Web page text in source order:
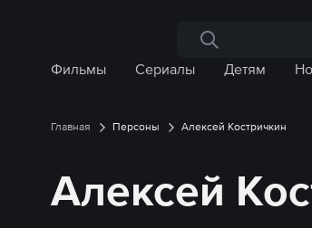
Поиск по сайту
Фильмы
Сериалы Детям
Главная Персоны Алексей Костричкин
Алексей